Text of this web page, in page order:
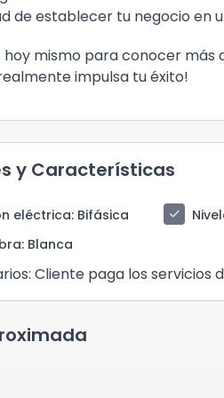
de establecer tu negocio en
mismo para conocer más
impulsa tu éxito!
y Características
eléctrica: Bifásica check
: Blanca
: Cliente paga los servicios